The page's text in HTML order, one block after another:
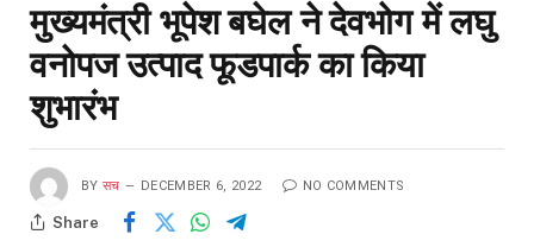
मुख्यमंत्री भूपेश बघेल ने देवभोग में लघु
वनोपज उत्पाद फूडपार्क का किया
शुभारंभ
BY सच DECEMBER 6, 2022 NO COMMENTS
Share